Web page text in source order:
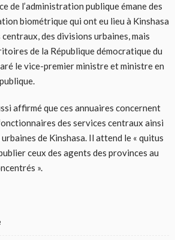
de l’administration publique émane des
biométrique qui ont eu lieu à Kinshasa
des divisions urbaines, mais
de la République démocratique du
le vice-premier ministre et ministre en
affirmé que ces annuaires concernent
des services centraux ainsi
de Kinshasa. Il attend le « quitus
ceux des agents des provinces au
».